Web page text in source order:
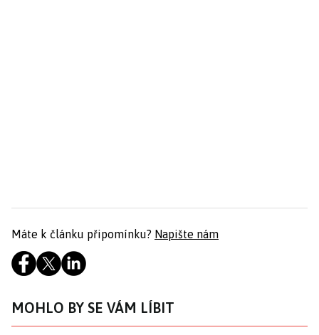
Máte k článku připomínku? Napište nám
MOHLO BY SE VÁM LÍBIT